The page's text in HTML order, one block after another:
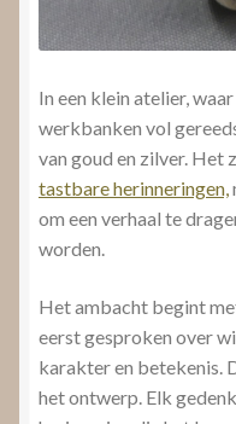
In een klein atelier,
werkbanken vol
van goud en zilver. Het
tastbare herinneringen,
om een verhaal te
worden.
Het ambacht begint
eerst gesproken over
karakter en betekenis.
het ontwerp. Elk